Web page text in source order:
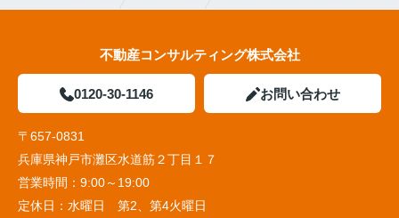
不動産コンサルティング株式会社
0120-30-1146 お問い合わせ
〒657-0831
兵庫県神戸市灘区水道筋２丁目１７
営業時間： 9:00～19:00
定休日： 水曜日 第2、第4火曜日